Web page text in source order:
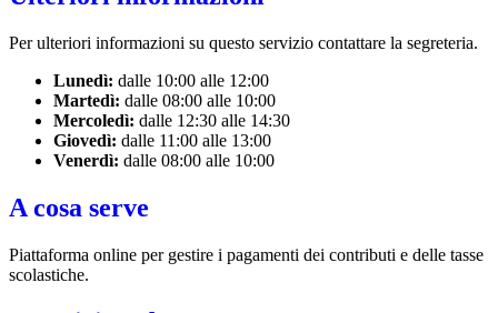
Per ulteriori informazioni su questo servizio contattare la segreteria.
Lunedì: dalle 10:00 alle 12:00
Martedì: dalle 08:00 alle 10:00
Mercoledì: dalle 12:30 alle 14:30
Giovedì: dalle 11:00 alle 13:00
Venerdì: dalle 08:00 alle 10:00
A cosa serve
Piattaforma online per gestire i pagamenti dei contributi e delle tasse
scolastiche.